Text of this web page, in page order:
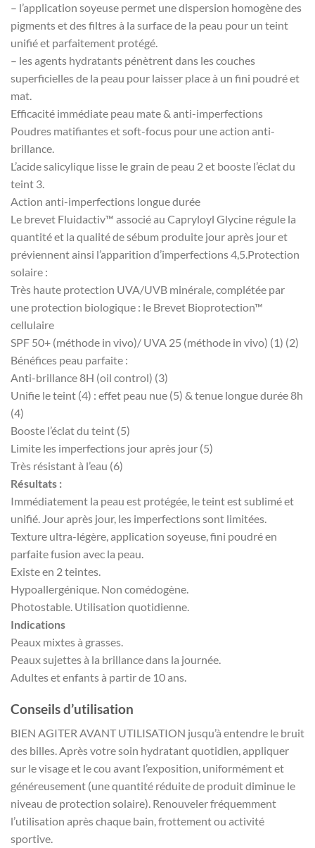
– l’application soyeuse permet une dispersion homogène des
pigments et des filtres à la surface de la peau pour un teint
unifié et parfaitement protégé.
– les agents hydratants pénètrent dans les couches
superficielles de la peau pour laisser place à un fini poudré et
mat.
Efficacité immédiate peau mate & anti-imperfections
Poudres matifiantes et soft-focus pour une action anti-
brillance.
L’acide salicylique lisse le grain de peau 2 et booste l’éclat du
teint 3.
Action anti-imperfections longue durée
Le brevet Fluidactiv™ associé au Capryloyl Glycine régule la
quantité et la qualité de sébum produite jour après jour et
préviennent ainsi l’apparition d’imperfections 4,5.Protection
solaire :
Très haute protection UVA/UVB minérale, complétée par
une protection biologique : le Brevet Bioprotection™
cellulaire
SPF 50+ (méthode in vivo)/ UVA 25 (méthode in vivo) (1) (2)
Bénéfices peau parfaite :
Anti-brillance 8H (oil control) (3)
Unifie le teint (4) : effet peau nue (5) & tenue longue durée 8h
(4)
Booste l’éclat du teint (5)
Limite les imperfections jour après jour (5)
Très résistant à l’eau (6)
Résultats :
Immédiatement la peau est protégée, le teint est sublimé et
unifié. Jour après jour, les imperfections sont limitées.
Texture ultra-légère, application soyeuse, fini poudré en
parfaite fusion avec la peau.
Existe en 2 teintes.
Hypoallergénique. Non comédogène.
Photostable. Utilisation quotidienne.
Indications
Peaux mixtes à grasses.
Peaux sujettes à la brillance dans la journée.
Adultes et enfants à partir de 10 ans.
Conseils d’utilisation
BIEN AGITER AVANT UTILISATION jusqu’à entendre le bruit
des billes. Après votre soin hydratant quotidien, appliquer
sur le visage et le cou avant l’exposition, uniformément et
généreusement (une quantité réduite de produit diminue le
niveau de protection solaire). Renouveler fréquemment
l’utilisation après chaque bain, frottement ou activité
sportive.